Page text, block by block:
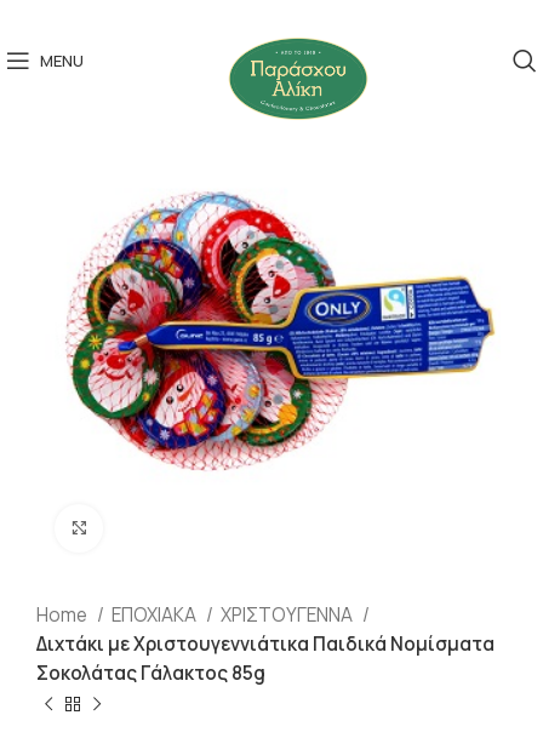
MENU
Home ΕΠΟΧΙΑΚΑ
ΧΡΙΣΤΟΥΓΕΝΝΑ
Διχτάκι με Χριστουγεννιάτικα Παιδικά Νομίσματα
Σοκολάτας Γάλακτος 85g